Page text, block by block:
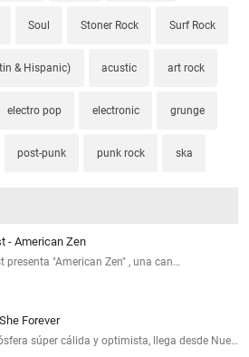
Soul Stoner Rock Surf Rock
& Hispanic) acustic art rock
electro pop electronic grunge
post-punk punk rock ska
- American Zen
presenta "American Zen" , una can…
Forever
súper cálida y optimista, llega desde Nue…